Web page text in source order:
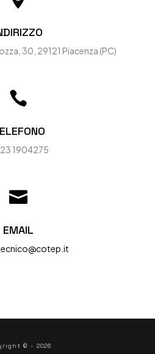
30, 29121 Piacenza (PC)

1904275

EMAIL
© - 2026